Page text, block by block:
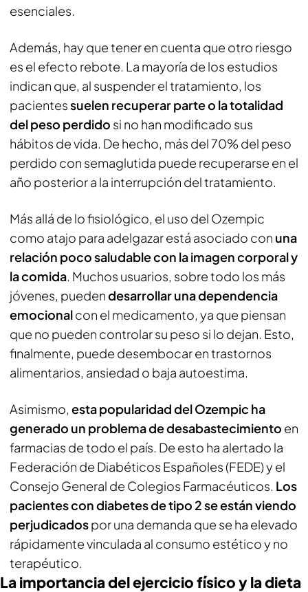
esenciales.
Además, hay que tener en cuenta que otro riesgo
es el efecto rebote. La mayoría de los estudios
indican que, al suspender el tratamiento, los
pacientessuelen recuperar parte o la totalidad
del peso perdido si no han modificado sus
hábitos de vida. De hecho, más del 70% del peso
perdido con semaglutida puede recuperarse en el
año posterior a la interrupción del tratamiento.
Más allá de lo fisiológico, el uso del Ozempic
como atajo para adelgazar está asociado con una
relación poco saludable con la imagen corporal y
la comida. Muchos usuarios, sobre todo los más
jóvenes, puedendesarrollar una dependencia
emocionalcon el medicamento, ya que piensan
que no pueden controlar su peso si lo dejan. Esto,
finalmente, puede desembocar en trastornos
alimentarios, ansiedad o baja autoestima.
Asimismo, esta popularidad del Ozempic ha
generado un problema de desabastecimiento en
farmacias de todo el país. De esto ha alertado la
Federación de Diabéticos Españoles (FEDE) y el
Consejo General de Colegios Farmacéuticos. Los
pacientes con diabetes de tipo 2 se están viendo
perjudicadospor una demanda que se ha elevado
rápidamente vinculada al consumo estético y no
terapéutico.
La importancia del ejercicio físico y la dieta